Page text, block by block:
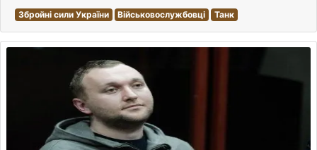
Збройні сили України Військовослужбовці Танк